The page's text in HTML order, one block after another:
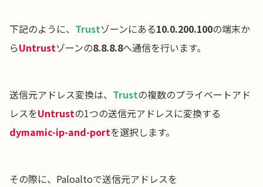
下記のように、 Trustゾーンにある10.0.200.100の端末か
らUntrustゾーンの8.8.8.8へ通信を行います。
送信元アドレス変換は、 Trustの複数のプライベートアド
レスをUntrustの1つの送信元アドレスに変換する
dymamic-ip-and-portを選択します。
その際に、Paloaltoで送信元アドレスを